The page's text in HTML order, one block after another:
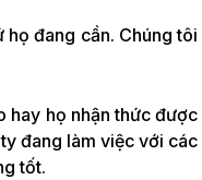
đang cần. Chúng tôi
hay họ nhận thức được
đang làm việc với các
tốt.